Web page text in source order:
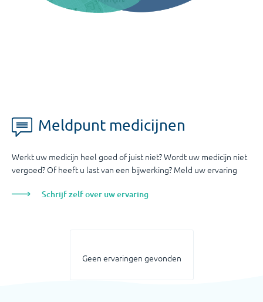
Meldpunt medicijnen
Werkt uw medicijn heel goed of juist niet? Wordt uw medicijn niet
vergoed? Of heeft u last van een bijwerking? Meld uw ervaring
Schrijf zelf over uw ervaring
Geen ervaringen gevonden